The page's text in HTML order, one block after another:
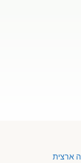
ארצית